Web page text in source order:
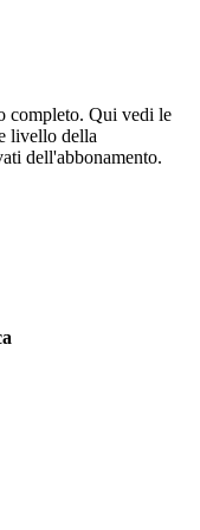
completo. Qui vedi le
livello della
dell'abbonamento.